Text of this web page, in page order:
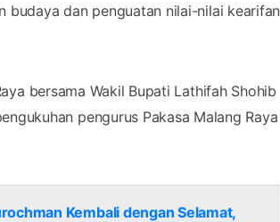
budaya dan penguatan nilai-nilai kearifan
bersama Wakil Bupati Lathifah Shohib
pengurus Pakasa Malang Raya
Kembali dengan Selamat,